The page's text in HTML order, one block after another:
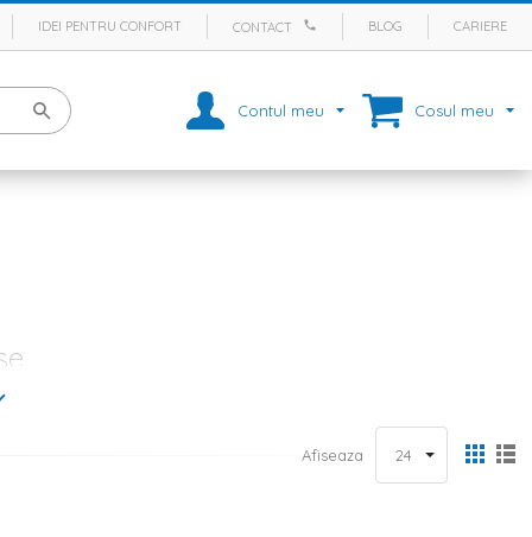
IDEI PENTRU CONFORT CONTACT BLOG CARIERE
Contul meu Cosul meu
sunt momentele petrecute in familie, iar zilele in care se
gratare de gradina potrivite pentru a prepara retetele tale
colt de relaxare de unde sa nu lipseasca un
Afiseaza